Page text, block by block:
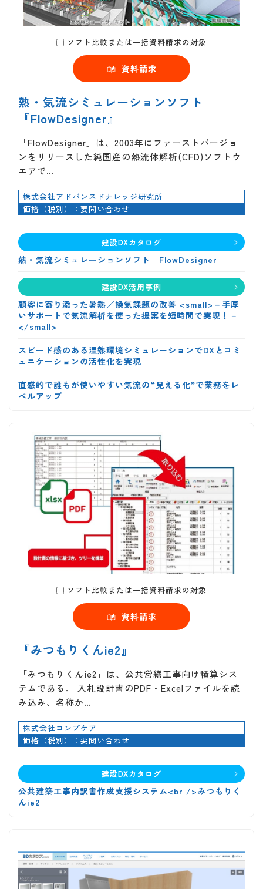
ソフト比較または一括資料請求の対象
資料請求
熱・気流シミュレーションソフト
『FlowDesigner』
「FlowDesigner」は、2003年にファーストバージョ
ンをリリースした純国産の熱流体解析(CFD)ソフトウ
エアで…
株式会社アドバンスドナレッジ研究所
価格（税別）：要問い合わせ
建設DXカタログ
熱・気流シミュレーションソフト FlowDesigner
建設DX活用事例
顧客に寄り添った暑熱／換気課題の改善 <small>－手厚
いサポートで気流解析を使った提案を短時間で実現！－
</small>
スピード感のある温熱環境シミュレーションでDXとコミ
ュニケーションの活性化を実現
直感的で誰もが使いやすい気流の“見える化”で業務をレ
ベルアップ
ソフト比較または一括資料請求の対象
資料請求
『みつもりくんie2』
「みつもりくんie2」は、公共営繕工事向け積算シス
テムである。 入札設計書のPDF・Excelファイルを読
み込み、名称か…
株式会社コンプケア
価格（税別）：要問い合わせ
建設DXカタログ
公共建築工事内訳書作成支援システム<br />みつもりく
んie2